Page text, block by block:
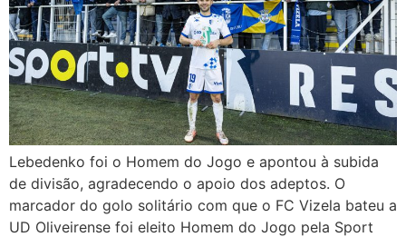
Lebedenko foi o Homem do Jogo e apontou à subida
de divisão, agradecendo o apoio dos adeptos. O
marcador do golo solitário com que o FC Vizela bateu a
UD Oliveirense foi eleito Homem do Jogo pela Sport